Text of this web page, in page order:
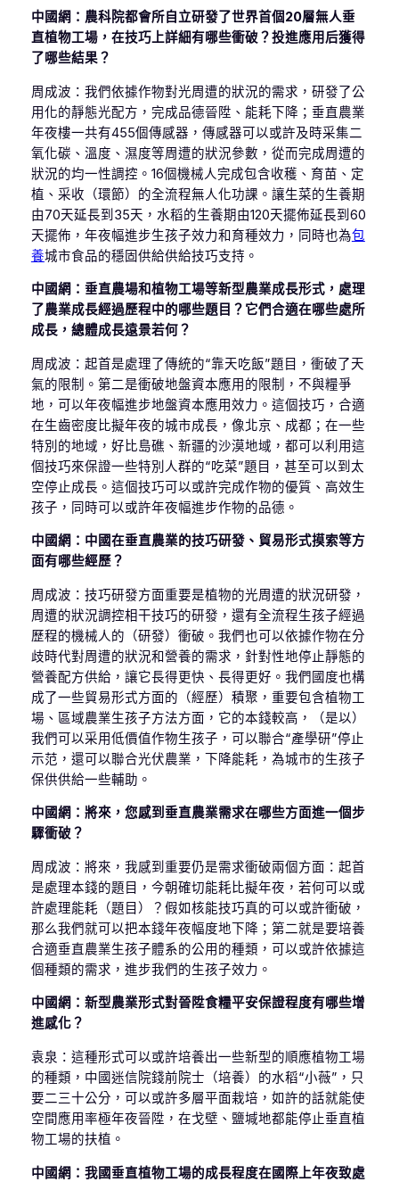
中國網：農科院都會所自立研發了世界首個20層無人垂
直植物工場，在技巧上詳細有哪些衝破？投進應用后獲得
了哪些結果？
周成波：我們依據作物對光周遭的狀況的需求，研發了公
用化的靜態光配方，完成品德晉陞、能耗下降；垂直農業
年夜樓一共有455個傳感器，傳感器可以或許及時采集二
氧化碳、溫度、濕度等周遭的狀況參數，從而完成周遭的
狀況的均一性調控。16個機械人完成包含收穫、育苗、定
植、采收（環節）的全流程無人化功課。讓生菜的生養期
由70天延長到35天，水稻的生養期由120天擺佈延長到60
天擺佈，年夜幅進步生孩子效力和育種效力，同時也為包
養城市食品的穩固供給供給技巧支持。
中國網：垂直農場和植物工場等新型農業成長形式，處理
了農業成長經過歷程中的哪些題目？它們合適在哪些處所
成長，總體成長遠景若何？
周成波：起首是處理了傳統的“靠天吃飯”題目，衝破了天
氣的限制。第二是衝破地盤資本應用的限制，不與糧爭
地，可以年夜幅進步地盤資本應用效力。這個技巧，合適
在生齒密度比擬年夜的城市成長，像北京、成都；在一些
特別的地域，好比島礁、新疆的沙漠地域，都可以利用這
個技巧來保證一些特別人群的“吃菜”題目，甚至可以到太
空停止成長。這個技巧可以或許完成作物的優質、高效生
孩子，同時可以或許年夜幅進步作物的品德。
中國網：中國在垂直農業的技巧研發、貿易形式摸索等方
面有哪些經歷？
周成波：技巧研發方面重要是植物的光周遭的狀況研發，
周遭的狀況調控相干技巧的研發，還有全流程生孩子經過
歷程的機械人的（研發）衝破。我們也可以依據作物在分
歧時代對周遭的狀況和營養的需求，針對性地停止靜態的
營養配方供給，讓它長得更快、長得更好。我們國度也構
成了一些貿易形式方面的（經歷）積聚，重要包含植物工
場、區域農業生孩子方法方面，它的本錢較高，（是以）
我們可以采用低價值作物生孩子，可以聯合“產學研”停止
示范，還可以聯合光伏農業，下降能耗，為城市的生孩子
保供供給一些輔助。
中國網：將來，您感到垂直農業需求在哪些方面進一個步
驟衝破？
周成波：將來，我感到重要仍是需求衝破兩個方面：起首
是處理本錢的題目，今朝確切能耗比擬年夜，若何可以或
許處理能耗（題目）？假如核能技巧真的可以或許衝破，
那么我們就可以把本錢年夜幅度地下降；第二就是要培養
合適垂直農業生孩子體系的公用的種類，可以或許依據這
個種類的需求，進步我們的生孩子效力。
中國網：新型農業形式對晉陞食糧平安保證程度有哪些增
進感化？
袁泉：這種形式可以或許培養出一些新型的順應植物工場
的種類，中國迷信院錢前院士（培養）的水稻“小薇”，只
要二三十公分，可以或許多層平面栽培，如許的話就能使
空間應用率極年夜晉陞，在戈壁、鹽堿地都能停止垂直植
物工場的扶植。
中國網：我國垂直植物工場的成長程度在國際上年夜致處